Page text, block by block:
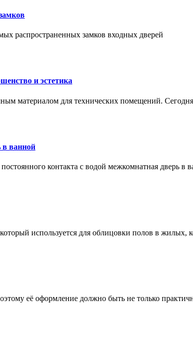
распространенных замков входных дверей
и эстетика
материалом для технических помещений.
ванной
контакта с водой межкомнатная дверь в
используется для облицовки полов в
её оформление должно быть не только